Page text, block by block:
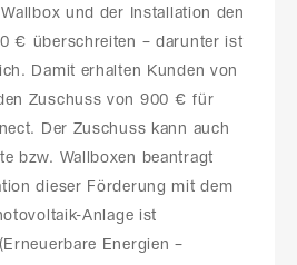
und der Installation den
€ überschreiten – darunter ist
Damit erhalten Kunden von
Zuschuss von 900 € für
Der Zuschuss kann auch
bzw. Wallboxen beantragt
dieser Förderung mit dem
Anlage ist
Energien –